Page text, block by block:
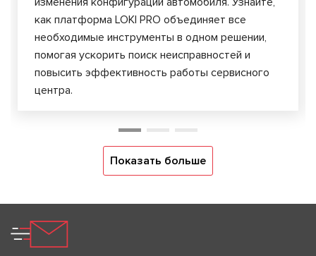
как платформа LOKI PRO объединяет все
необходимые инструменты в одном решении,
помогая ускорить поиск неисправностей и
повысить эффективность работы сервисного
центра.
Показать больше